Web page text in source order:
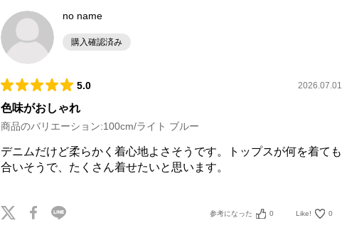
no name
購入確認済み
5.0 2026.07.01
色味がおしゃれ
商品のバリエーション:100cm/ライト ブルー
デニムだけど柔らかく着心地よさそうです。トップスが何を着ても
合いそうで、たくさん着せたいと思います。
参考になった 0 Like! 0